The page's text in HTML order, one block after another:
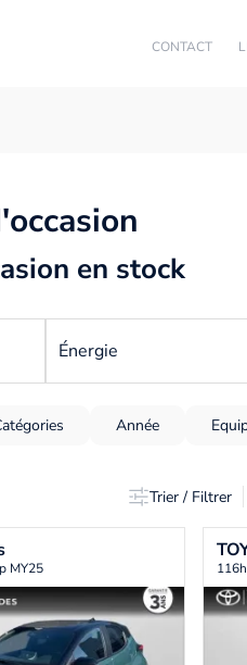
CONTACT
en stock
Énergie
Année
Trier / Filtrer
MY25